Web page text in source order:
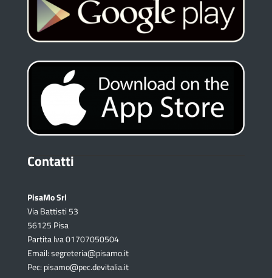
Contatti
PisaMo Srl
Via Battisti 53
56125 Pisa
Partita Iva 01707050504
Email: segreteria@pisamo.it
Pec: pisamo@pec.devitalia.it